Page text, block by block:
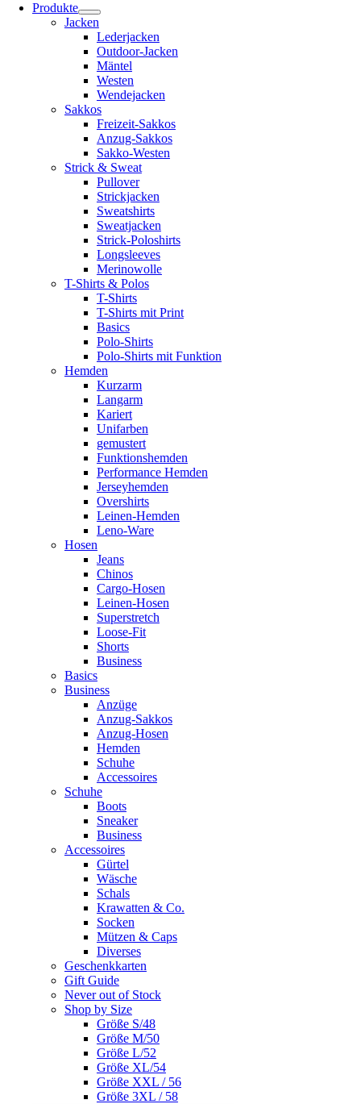
Produkte
Jacken
Lederjacken
Outdoor-Jacken
Mäntel
Westen
Wendejacken
Sakkos
Freizeit-Sakkos
Anzug-Sakkos
Sakko-Westen
Strick & Sweat
Pullover
Strickjacken
Sweatshirts
Sweatjacken
Strick-Poloshirts
Longsleeves
Merinowolle
T-Shirts & Polos
T-Shirts
T-Shirts mit Print
Basics
Polo-Shirts
Polo-Shirts mit Funktion
Hemden
Kurzarm
Langarm
Kariert
Unifarben
gemustert
Funktionshemden
Performance Hemden
Jerseyhemden
Overshirts
Leinen-Hemden
Leno-Ware
Hosen
Jeans
Chinos
Cargo-Hosen
Leinen-Hosen
Superstretch
Loose-Fit
Shorts
Business
Basics
Business
Anzüge
Anzug-Sakkos
Anzug-Hosen
Hemden
Schuhe
Accessoires
Schuhe
Boots
Sneaker
Business
Accessoires
Gürtel
Wäsche
Schals
Krawatten & Co.
Socken
Mützen & Caps
Diverses
Geschenkkarten
Gift Guide
Never out of Stock
Shop by Size
Größe S/48
Größe M/50
Größe L/52
Größe XL/54
Größe XXL / 56
Größe 3XL / 58